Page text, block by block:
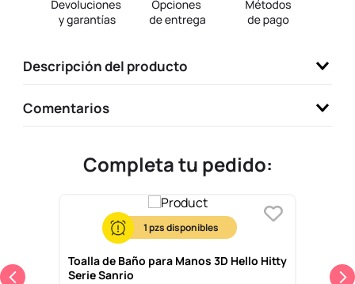
Descripción del producto
Comentarios
Completa tu pedido:
1
Toalla de Baño para Manos 3D Hello Hitty
Serie Sanrio
one piece